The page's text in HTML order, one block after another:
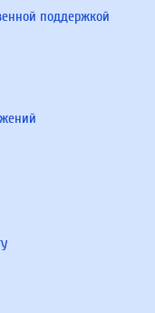
поддержкой